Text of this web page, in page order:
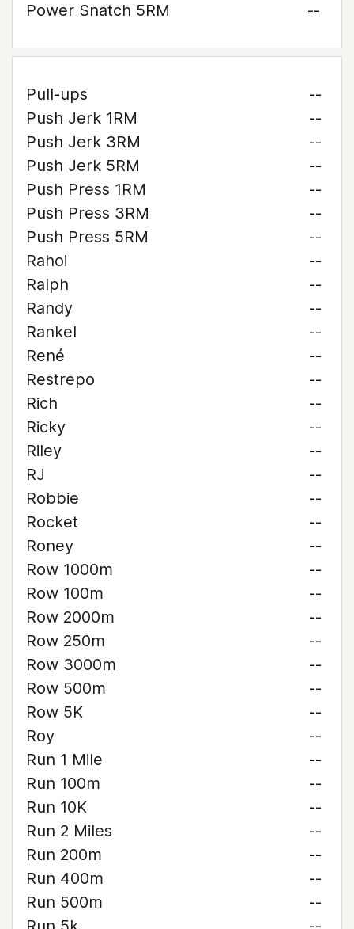
Power Snatch 5RM
--
Pull-ups
--
Push Jerk 1RM
--
Push Jerk 3RM
--
Push Jerk 5RM
--
Push Press 1RM
--
Push Press 3RM
--
Push Press 5RM
--
Rahoi
--
Ralph
--
Randy
--
Rankel
--
René
--
Restrepo
--
Rich
--
Ricky
--
Riley
--
RJ
--
Robbie
--
Rocket
--
Roney
--
Row 1000m
--
Row 100m
--
Row 2000m
--
Row 250m
--
Row 3000m
--
Row 500m
--
Row 5K
--
Roy
--
Run 1 Mile
--
Run 100m
--
Run 10K
--
Run 2 Miles
--
Run 200m
--
Run 400m
--
Run 500m
--